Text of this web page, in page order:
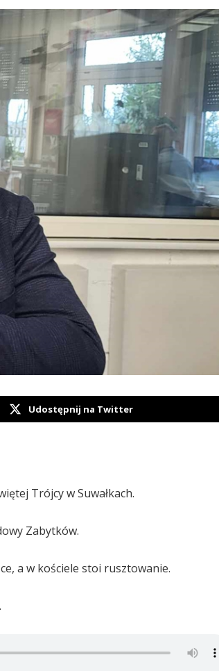
Udostępnij na Twitter
Trójcy w Suwałkach.
Zabytków.
a w kościele stoi rusztowanie.